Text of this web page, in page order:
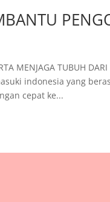
MENJAGA TUBUH
indonesia yang
cepat ke...